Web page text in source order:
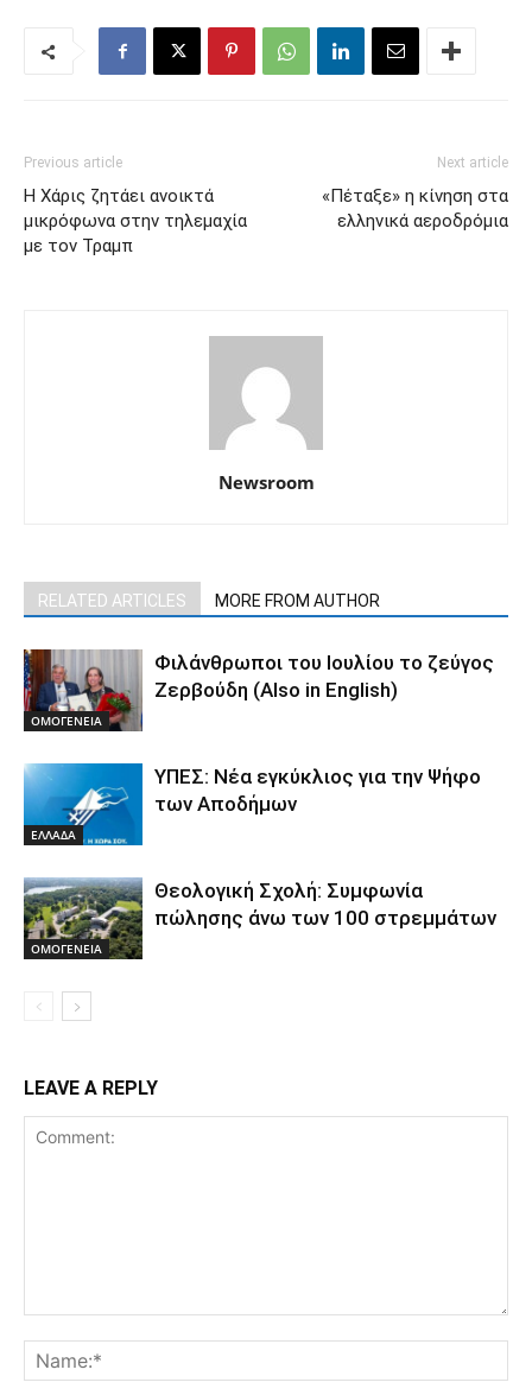
Previous article
Η Χάρις ζητάει ανοικτά
μικρόφωνα στην τηλεμαχία
με τον Τραμπ
Next article
«Πέταξε» η κίνηση στα
ελληνικά αεροδρόμια
Newsroom
RELATED ARTICLES MORE FROM AUTHOR
ΟΜΟΓΕΝΕΙΑ
Φιλάνθρωποι του Ιουλίου το ζεύγος
Ζερβούδη (Also in English)
ΕΛΛΑΔΑ
ΥΠΕΣ: Νέα εγκύκλιος για την Ψήφο
των Αποδήμων
ΟΜΟΓΕΝΕΙΑ
Θεολογική Σχολή: Συμφωνία
πώλησης άνω των 100 στρεμμάτων
LEAVE A REPLY